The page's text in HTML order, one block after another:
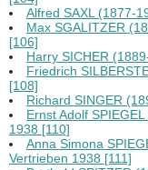
Alfred SAXL (1877-
Max SGALITZER
[106]
Harry SICHER
Friedrich
[108]
Richard SINGER
Ernst Adolf
1938 [110]
Anna Simona
Vertrieben 1938 [111]